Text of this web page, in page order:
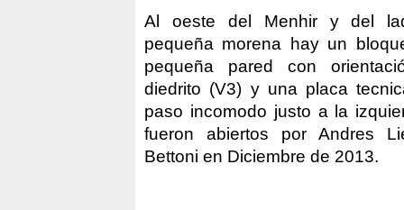
Al oeste del Menhir y del
pequeña morena hay un
pequeña pared con
diedrito (V3) y una placa
paso incomodo justo a la
fueron abiertos por Andres
Bettoni en Diciembre de 2013.